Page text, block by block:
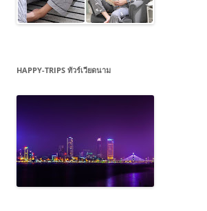
HAPPY-TRIPS ทัวร์เวียดนาม